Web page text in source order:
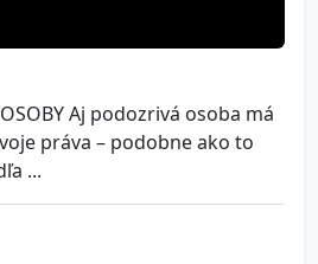
OSOBY Aj podozrivá osoba má
práva – podobne ako to
...